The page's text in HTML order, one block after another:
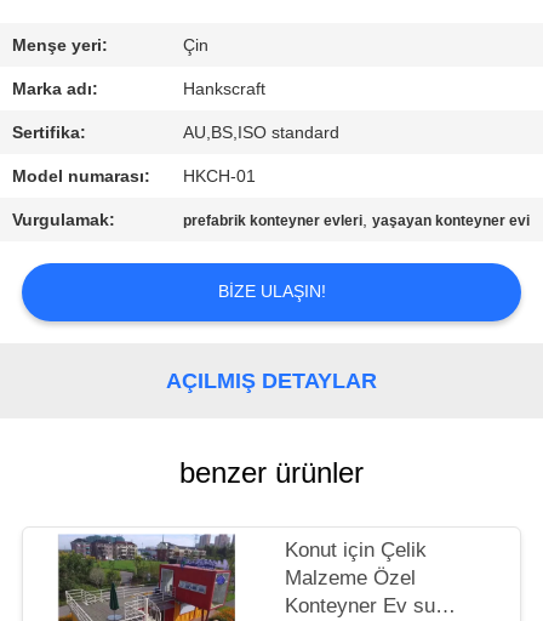
BIZE
ULAŞIN
TEKLIF
ISTEĞI
Menşe yeri: Çin
Marka adı: Hankscraft
Sertifika: AU,BS,ISO standard
Model numarası: HKCH-01
Vurgulamak: prefabrik konteyner evleri,yaşayan konteyner evi
BIZE ULAŞIN!
AÇILMIŞ DETAYLAR
benzer ürünler
Konut için Çelik
Malzeme Özel
Konteyner Ev su